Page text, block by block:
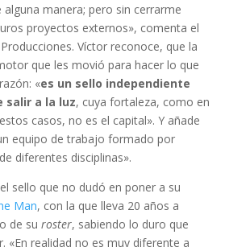
alguna manera; pero sin cerrarme
proyectos externos», comenta el
Víctor reconoce, que la
que les movió para hacer lo que
«es un sello independiente
salir a la luz, cuya fortaleza, como en
casos, no es el capital». Y añade
equipo de trabajo formado por
diferentes disciplinas».
sello que no dudó en poner a su
Man, con la que lleva 20 años a
de su roster, sabiendo lo duro que
«En realidad no es muy diferente a